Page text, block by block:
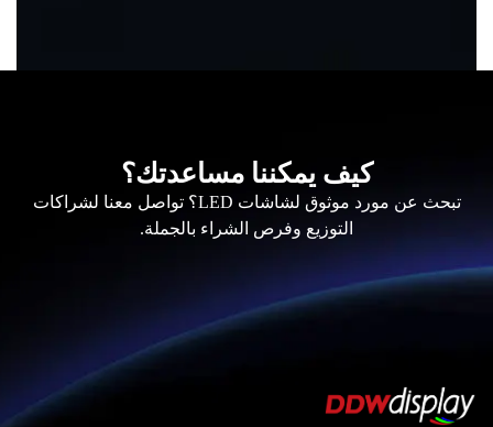
كيف يمكننا مساعدتك؟
تبحث عن مورد موثوق لشاشات LED؟ تواصل معنا لشراكات
التوزيع وفرص الشراء بالجملة.